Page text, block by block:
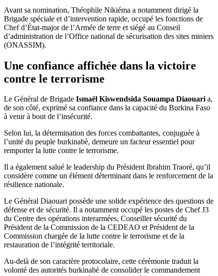
Avant sa nomination, Théophile Nikiéma a notamment dirigé la
Brigade spéciale et d’intervention rapide, occupé les fonctions de
Chef d’État-major de l’Armée de terre et siégé au Conseil
d’administration de l’Office national de sécurisation des sites miniers
(ONASSIM).
Une confiance affichée dans la victoire
contre le terrorisme
Le Général de Brigade Ismaël Kiswendsida Souampa Diaouaria,
de son côté, exprimé sa confiance dans la capacité du Burkina Faso
à venir à bout de l’insécurité.
Selon lui, la détermination des forces combattantes, conjuguée à
l’unité du peuple burkinabè, demeure un facteur essentiel pour
remporter la lutte contre le terrorisme.
Il a également salué le leadership du Président Ibrahim Traoré, qu’il
considère comme un élément déterminant dans le renforcement de la
résilience nationale.
Le Général Diaouari possède une solide expérience des questions de
défense et de sécurité. Il a notamment occupé les postes de Chef J3
du Centre des opérations interarmées, Conseiller sécurité du
Président de la Commission de la CEDEAO et Président de la
Commission chargée de la lutte contre le terrorisme et de la
restauration de l’intégrité territoriale.
Au-delà de son caractère protocolaire, cette cérémonie traduit la
volonté des autorités burkinabè de consolider le commandement